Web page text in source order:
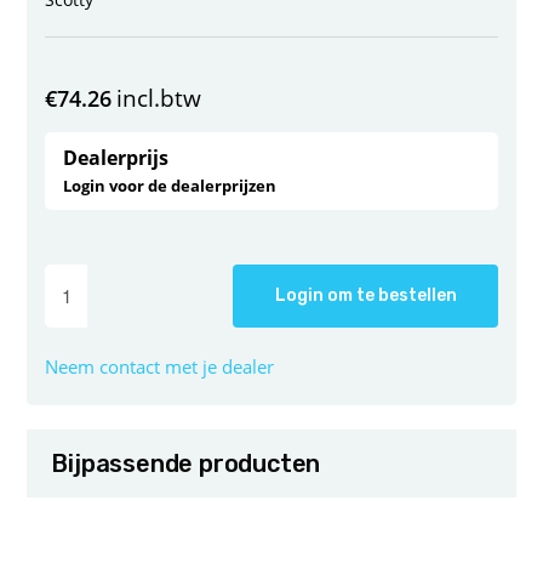
€74.26 incl.btw
Dealerprijs
Login voor de dealerprijzen
Login om te bestellen
Neem contact met je dealer
Bijpassende producten